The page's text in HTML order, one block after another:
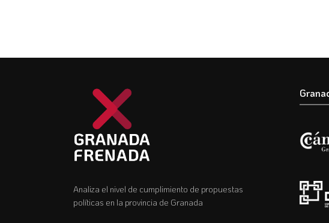
Analiza el nivel de cumplimiento de propuestas
políticas en la provincia de Granada